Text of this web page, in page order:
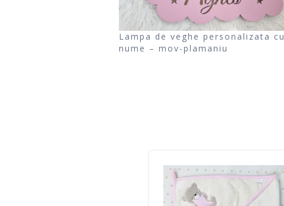
Lampa de veghe personalizata cu
nume – mov-plamaniu